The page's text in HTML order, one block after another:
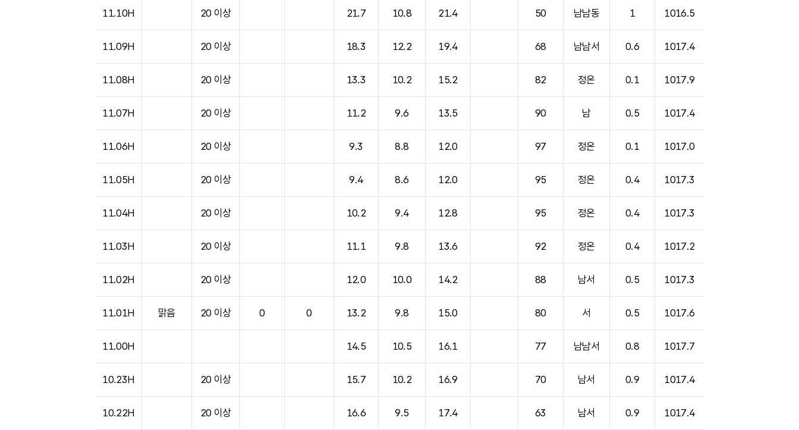
11.10H 20 이상 21.7 10.8 21.4 50 남남동 1 1016.5
11.09H 20 이상 18.3 12.2 19.4 68 남남서 0.6 1017.4
11.08H 20 이상 13.3 10.2 15.2 82 정온 0.1 1017.9
11.07H 20 이상 11.2 9.6 13.5 90 남 0.5 1017.4
11.06H 20 이상 9.3 8.8 12.0 97 정온 0.1 1017.0
11.05H 20 이상 9.4 8.6 12.0 95 정온 0.4 1017.3
11.04H 20 이상 10.2 9.4 12.8 95 정온 0.4 1017.3
11.03H 20 이상 11.1 9.8 13.6 92 정온 0.4 1017.2
11.02H 20 이상 12.0 10.0 14.2 88 남서 0.5 1017.3
11.01H 맑음 20 이상 0 0 13.2 9.8 15.0 80 서 0.5 1017.6
11.00H 14.5 10.5 16.1 77 남남서 0.8 1017.7
10.23H 20 이상 15.7 10.2 16.9 70 남서 0.9 1017.4
10.22H 20 이상 16.6 9.5 17.4 63 남서 0.9 1017.4